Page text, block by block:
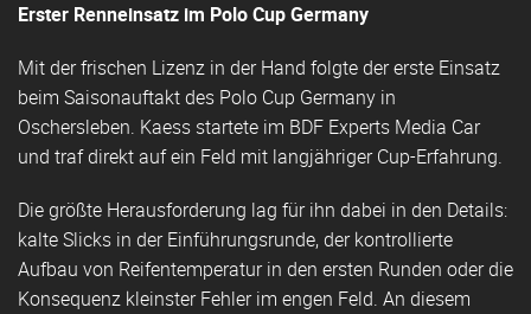
Erster Renneinsatz im Polo Cup Germany
Mit der frischen Lizenz in der Hand folgte der erste Einsatz
beim Saisonauftakt des Polo Cup Germany in
Oschersleben. Kaess startete im BDF Experts Media Car
und traf direkt auf ein Feld mit langjähriger Cup-Erfahrung.
Die größte Herausforderung lag für ihn dabei in den Details:
kalte Slicks in der Einführungsrunde, der kontrollierte
Aufbau von Reifentemperatur in den ersten Runden oder die
Konsequenz kleinster Fehler im engen Feld. An diesem